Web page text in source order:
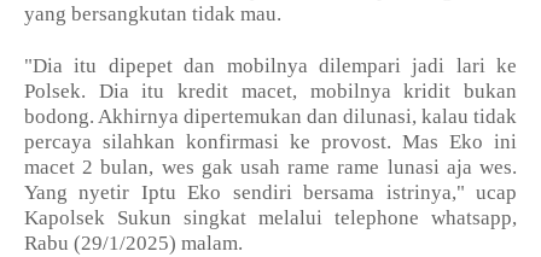
yang bersangkutan tidak mau.
"Dia itu dipepet dan mobilnya dilempari jadi lari ke
Polsek. Dia itu kredit macet, mobilnya kridit bukan
bodong. Akhirnya dipertemukan dan dilunasi, kalau tidak
percaya silahkan konfirmasi ke provost. Mas Eko ini
macet 2 bulan, wes gak usah rame rame lunasi aja wes.
Yang nyetir Iptu Eko sendiri bersama istrinya," ucap
Kapolsek Sukun singkat melalui telephone whatsapp,
Rabu (29/1/2025) malam.